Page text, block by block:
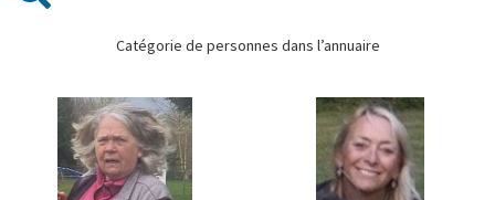
Catégorie de personnes dans l’annuaire